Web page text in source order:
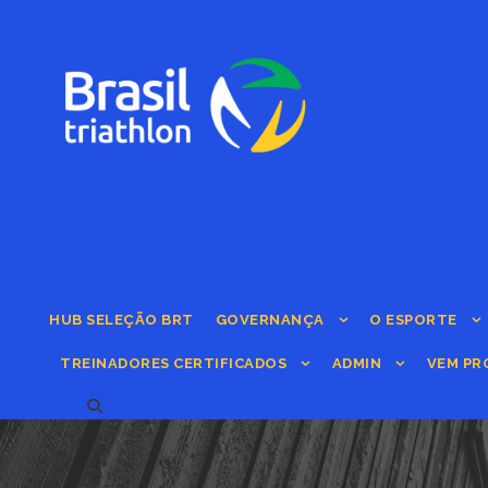
HUB SELEÇÃO BRT GOVERNANÇA O ESPORTE
TREINADORES CERTIFICADOS ADMIN VEM